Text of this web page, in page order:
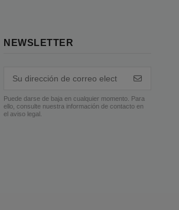
NEWSLETTER
Puede darse de baja en cualquier momento. Para
ello, consulte nuestra información de contacto en
el aviso legal.